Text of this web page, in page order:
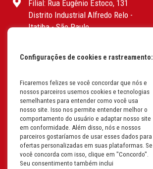
Filial: Rua Eugênio Estoco, 131
Distrito Industrial Alfredo Relo -
Itatiba - São Paulo
I.E: 382.096.357.1147
Filial: Av. Odila Chaves Rodrigues,
1277
Parque industrial RM - Condomínio
Therapark - Jundiaí - São Paulo
CEP: 13.213-087 | CNPJ:
61.193.496/0018-08
I.E: 407.642.800.114
Configurações de cookies e rastreamento:
Ficaremos felizes se você concordar que nós e
nossos parceiros usemos cookies e tecnologias
semelhantes para entender como você usa
nosso site. Isso nos permite entender melhor o
comportamento do usuário e adaptar nosso site
em conformidade. Além disso, nós e nossos
parceiros gostaríamos de usar esses dados para
ofertas personalizadas em suas plataformas. Se
você concorda com isso, clique em "Concordo".
Seu consentimento também inclui